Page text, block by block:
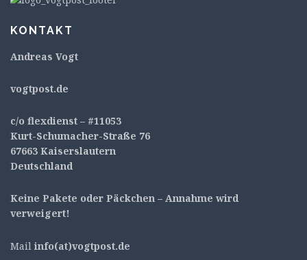
KONTAKT
Andreas Vogt
vogtpost.de
c/o flexdienst – #11053
Kurt-Schumacher-Straße 76
67663 Kaiserslautern
Deutschland
Keine Pakete oder Päckchen – Annahme wird
verweigert!
Mail info(at)vogtpost.de